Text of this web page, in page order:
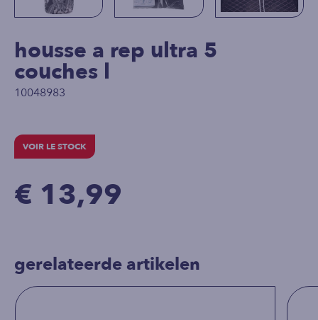
housse a rep ultra 5
couches l
10048983
VOIR LE STOCK
€ 13,99
gerelateerde artikelen